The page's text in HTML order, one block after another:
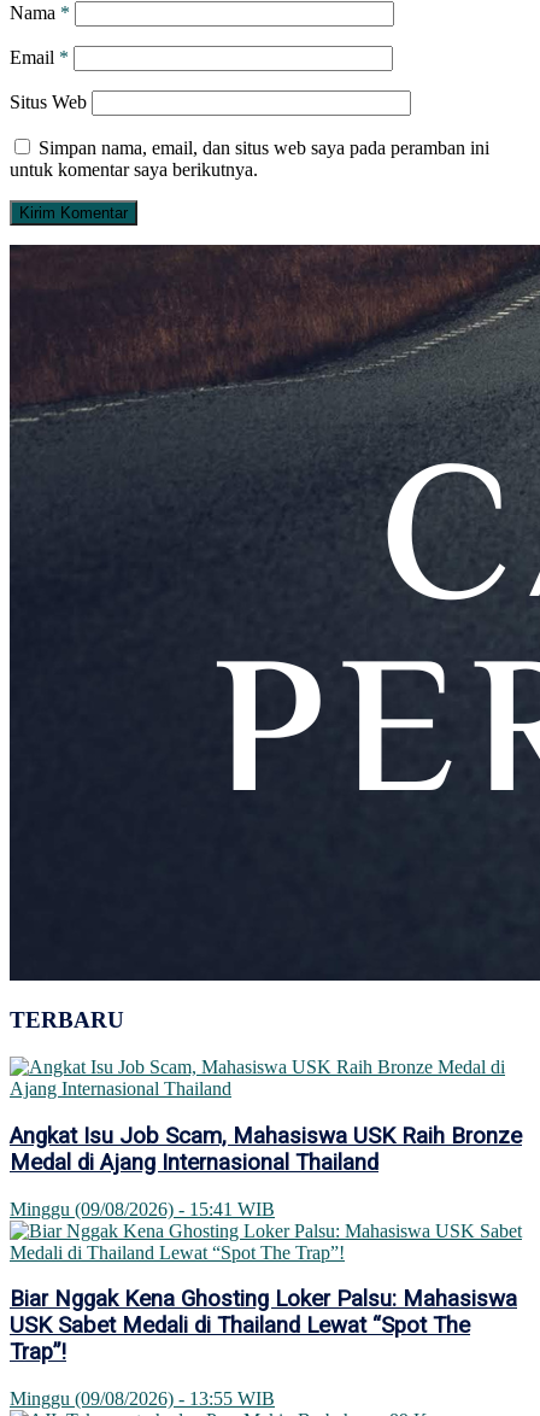
Nama *
Email *
Situs Web
Simpan nama, email, dan situs web saya pada peramban ini
untuk komentar saya berikutnya.
TERBARU
Angkat Isu Job Scam, Mahasiswa USK Raih Bronze
Medal di Ajang Internasional Thailand
Minggu (09/08/2026) - 15:41 WIB
Biar Nggak Kena Ghosting Loker Palsu: Mahasiswa
USK Sabet Medali di Thailand Lewat “Spot The
Trap”!
Minggu (09/08/2026) - 13:55 WIB